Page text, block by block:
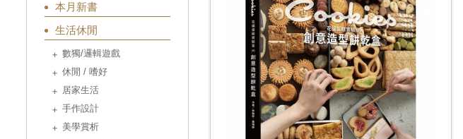
本月新書
生活休閒
數獨/邏輯遊戲
休閒 / 嗜好
居家生活
手作設計
美學賞析